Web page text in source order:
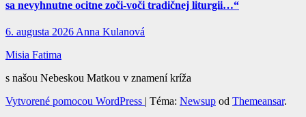
sa nevyhnutne ocitne zoči-voči tradičnej liturgii…“
6. augusta 2026 Anna Kulanová
Misia Fatima
s našou Nebeskou Matkou v znamení kríža
Vytvorené pomocou WordPress | Téma: Newsup od Themeansar.